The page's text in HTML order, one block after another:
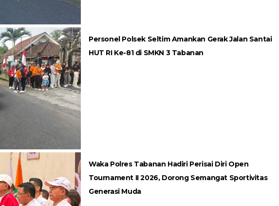
Personel Polsek Seltim Amankan Gerak Jalan Santai
HUT RI Ke-81 di SMKN 3 Tabanan
Waka Polres Tabanan Hadiri Perisai Diri Open
Tournament II 2026, Dorong Semangat Sportivitas
Generasi Muda